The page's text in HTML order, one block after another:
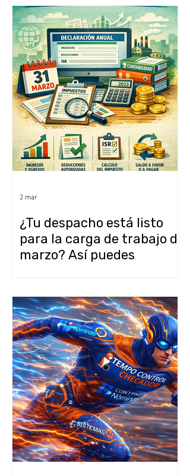
¿Tu despacho está listo
para la carga de trabajo de
marzo? Así puedes
comprometer la calidad
fiscal
2 mar